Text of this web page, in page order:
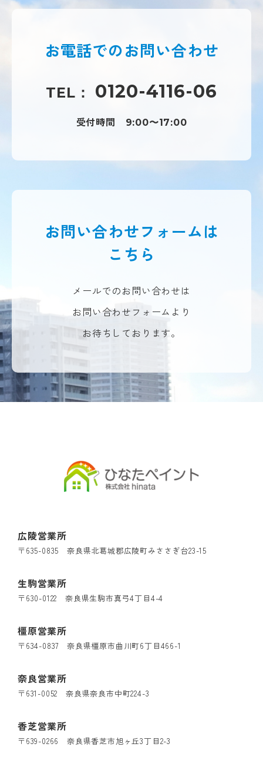
お電話でのお問い合わせ
TEL： 0120-4116-06
受付時間 9:00〜17:00
お問い合わせフォームは
こちら
メールでのお問い合わせは
お問い合わせフォームより
お待ちしております。
広陵営業所
〒635-0835 奈良県北葛城郡広陵町みささぎ台23-15
奈良営業所
〒631-0052 奈良県奈良市中町224-3
生駒営業所
〒630-0122 奈良県生駒市真弓4丁目4-4
香芝営業所
〒639-0266 奈良県香芝市旭ヶ丘3丁目2-3
橿原営業所
〒634-0837 奈良県橿原市曲川町6丁目466-1